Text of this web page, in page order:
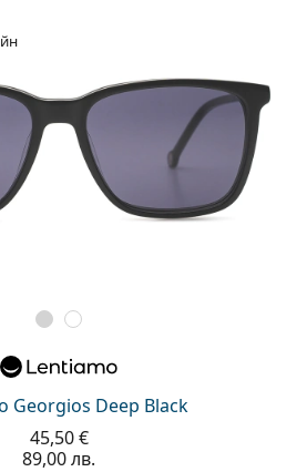
Georgios Deep Black
45,50 €
89,00 лв.